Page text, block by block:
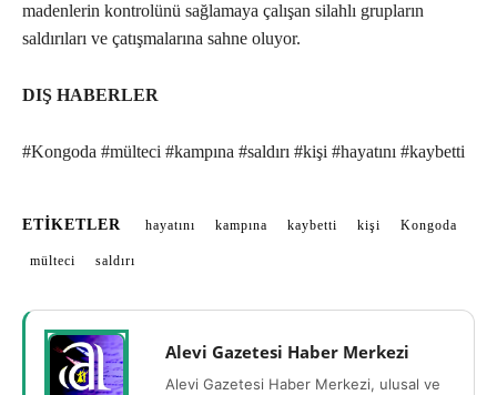
madenlerin kontrolünü sağlamaya çalışan silahlı grupların
saldırıları ve çatışmalarına sahne oluyor.
DIŞ HABERLER
#Kongoda #mülteci #kampına #saldırı #kişi #hayatını #kaybetti
ETIKETLER hayatını kampına kaybetti kişi Kongoda
mülteci saldırı
Alevi Gazetesi Haber Merkezi
Alevi Gazetesi Haber Merkezi, ulusal ve